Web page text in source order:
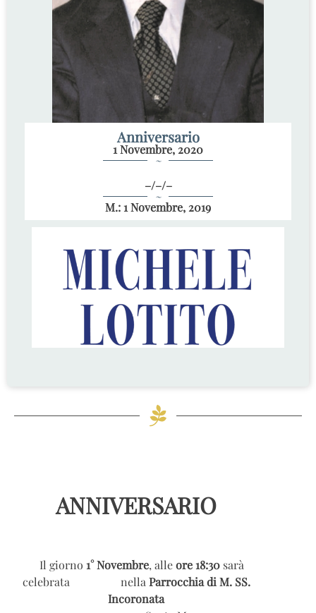
Anniversario
1 Novembre, 2020
~
–/–/–
~
M.: 1 Novembre, 2019
ANNIVERSARIO
Il giorno 1° Novembre, alleore 18:30 sarà
celebrata nellaParrocchia di M. SS.
Incoronata